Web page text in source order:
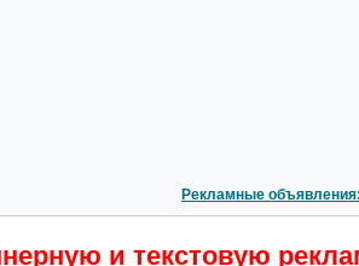
Рекламные
и текстовую